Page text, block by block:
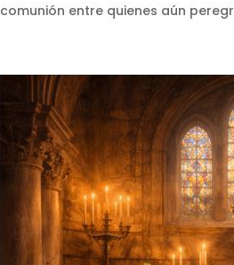
comunión entre quienes aún